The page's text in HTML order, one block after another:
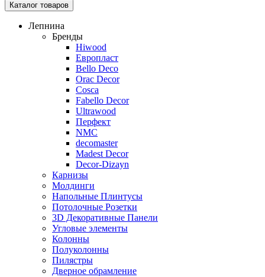
Каталог товаров
Лепнина
Бренды
Hiwood
Европласт
Bello Deco
Orac Decor
Cosca
Fabello Decor
Ultrawood
Перфект
NMC
decomaster
Madest Decor
Decor-Dizayn
Карнизы
Молдинги
Напольные Плинтусы
Потолочные Розетки
3D Декоративные Панели
Угловые элементы
Колонны
Полуколонны
Пилястры
Дверное обрамление